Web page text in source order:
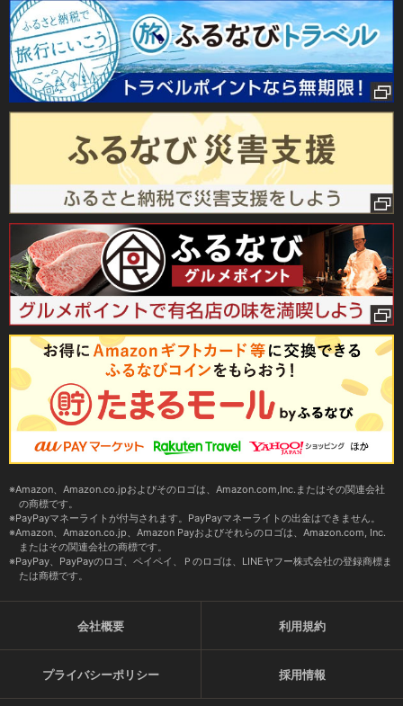
Amazon、Amazon.co.jpおよびそのロゴは、Amazon.com,Inc.またはその関連会社
の商標です。
PayPayマネーライトが付与されます。PayPayマネーライトの出金はできません。
Amazon、Amazon.co.jp、Amazon Payおよびそれらのロゴは、Amazon.com, Inc.
またはその関連会社の商標です。
PayPay、PayPayのロゴ、ペイペイ、Ｐのロゴは、LINEヤフー株式会社の登録商標ま
たは商標です。
会社概要 利用規約
プライバシーポリシー 採用情報